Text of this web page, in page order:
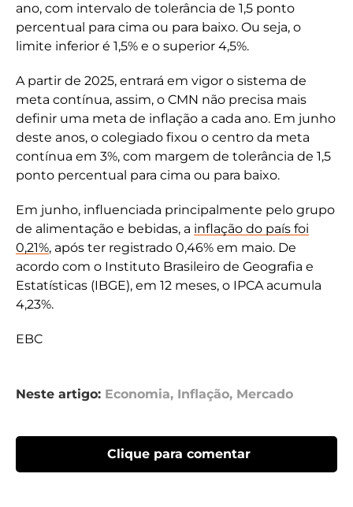
ano, com intervalo de tolerância de 1,5 ponto
percentual para cima ou para baixo. Ou seja, o
limite inferior é 1,5% e o superior 4,5%.
A partir de 2025, entrará em vigor o sistema de
meta contínua, assim, o CMN não precisa mais
definir uma meta de inflação a cada ano. Em junho
deste anos, o colegiado fixou o centro da meta
contínua em 3%, com margem de tolerância de 1,5
ponto percentual para cima ou para baixo.
Em junho, influenciada principalmente pelo grupo
de alimentação e bebidas, a inflação do país foi
0,21%, após ter registrado 0,46% em maio. De
acordo com o Instituto Brasileiro de Geografia e
Estatísticas (IBGE), em 12 meses, o IPCA acumula
4,23%.
EBC
Neste artigo: Economia, Inflação, Mercado
Clique para comentar